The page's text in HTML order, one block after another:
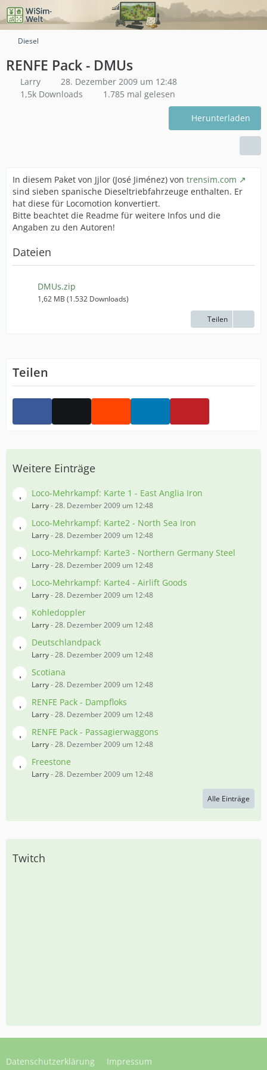
Diesel
RENFE Pack - DMUs
Larry
28. Dezember 2009 um 12:48
1,5k Downloads
1.785 mal gelesen
Herunterladen
In diesem Paket von Jjlor (José Jiménez) von trensim.com
sind sieben spanische Dieseltriebfahrzeuge enthalten. Er
hat diese für Locomotion konvertiert.
Bitte beachtet die Readme für weitere Infos und die
Angaben zu den Autoren!
Dateien
DMUs.zip
1,62 MB (1.532 Downloads)
Teilen
Teilen
Weitere Einträge
Loco-Mehrkampf: Karte 1 - East Anglia Iron
Larry-28. Dezember 2009 um 12:48
Loco-Mehrkampf: Karte2 - North Sea Iron
Larry-28. Dezember 2009 um 12:48
Loco-Mehrkampf: Karte3 - Northern Germany Steel
Larry-28. Dezember 2009 um 12:48
Loco-Mehrkampf: Karte4 - Airlift Goods
Larry-28. Dezember 2009 um 12:48
Kohledoppler
Larry-28. Dezember 2009 um 12:48
Deutschlandpack
Larry-28. Dezember 2009 um 12:48
Scotiana
Larry-28. Dezember 2009 um 12:48
RENFE Pack - Dampfloks
Larry-28. Dezember 2009 um 12:48
RENFE Pack - Passagierwaggons
Larry-28. Dezember 2009 um 12:48
Freestone
Larry-28. Dezember 2009 um 12:48
Alle Einträge
Twitch
Datenschutzerklärung Impressum